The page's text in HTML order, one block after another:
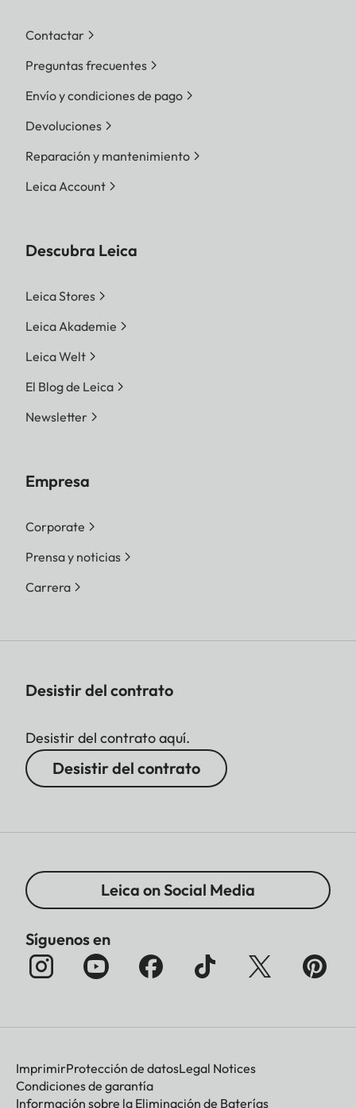
Contactar
Preguntas frecuentes
Envío y condiciones de pago
Devoluciones
Reparación y mantenimiento
Leica Account
Descubra Leica
Leica Stores
Leica Akademie
Leica Welt
El Blog de Leica
Newsletter
Empresa
Corporate
Prensa y noticias
Carrera
Desistir del contrato
Desistir del contrato aquí.
Desistir del contrato
Leica on Social Media
Síguenos en
ImprimirProtección de datosLegal Notices
Condiciones de garantía
Información sobre la Eliminación de Baterías